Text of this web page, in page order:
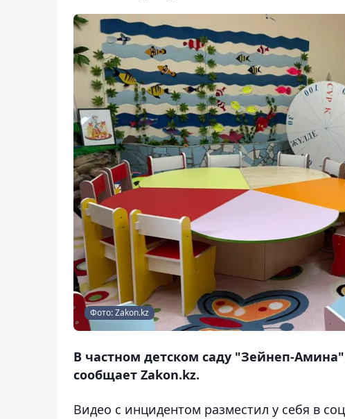
Фото: Zakon.kz
В частном детском саду "Зейнеп-
сообщает Zakon.kz.
Видео с инцидентом разместил у себя в